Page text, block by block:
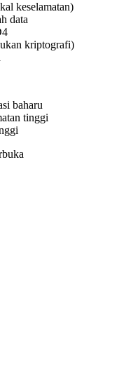
keselamatan)
data
kriptografi)
baharu
tinggi